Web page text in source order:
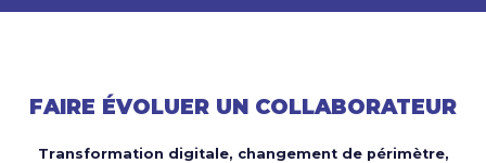
FAIRE ÉVOLUER UN COLLABORATEUR
Transformation digitale, changement de périmètre,